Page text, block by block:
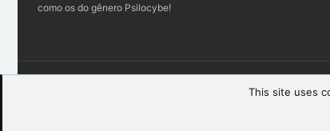
como os do gênero Psilocybe!
This site uses